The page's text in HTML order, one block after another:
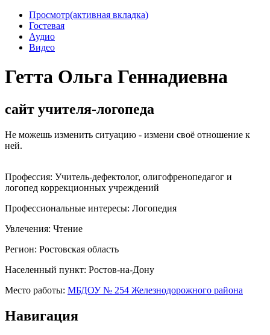
Просмотр(активная вкладка)
Гостевая
Аудио
Видео
Гетта Ольга Геннадиевна
сайт учителя-логопеда
Не можешь изменить ситуацию - измени своё отношение к
ней.
Профессия: Учитель-дефектолог, олигофренопедагог и
логопед коррекционных учреждений
Профессиональные интересы: Логопедия
Увлечения: Чтение
Регион: Ростовская область
Населенный пункт: Ростов-на-Дону
Место работы: МБДОУ № 254 Железнодорожного района
Навигация